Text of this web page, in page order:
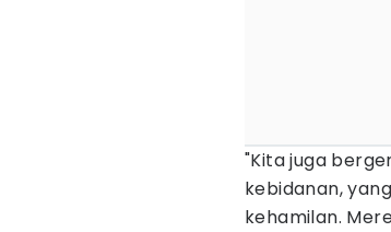
"Kita juga
kebidanan,
kehamilan.